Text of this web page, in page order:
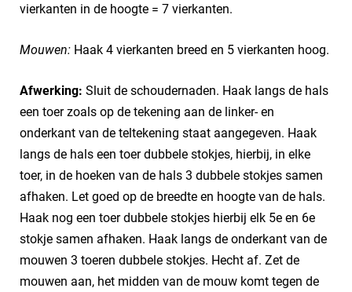
vierkanten in de hoogte = 7 vierkanten.
Mouwen: Haak 4 vierkanten breed en 5 vierkanten hoog.
Afwerking: Sluit de schoudernaden. Haak langs de hals
een toer zoals op de tekening aan de linker- en
onderkant van de teltekening staat aangegeven. Haak
langs de hals een toer dubbele stokjes, hierbij, in elke
toer, in de hoeken van de hals 3 dubbele stokjes samen
afhaken. Let goed op de breedte en hoogte van de hals.
Haak nog een toer dubbele stokjes hierbij elk 5e en 6e
stokje samen afhaken. Haak langs de onderkant van de
mouwen 3 toeren dubbele stokjes. Hecht af. Zet de
mouwen aan, het midden van de mouw komt tegen de